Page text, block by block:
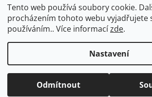
Tento web používá soubory cookie.
procházením tohoto webu vyjadřujete
používáním.. Více informacízde.
Nastavení
Odmítnout
Expedice rostlin pro rok 2026 zahájena. Aktuální
Favicon
Copyright 2026Zahradnictví Eden.